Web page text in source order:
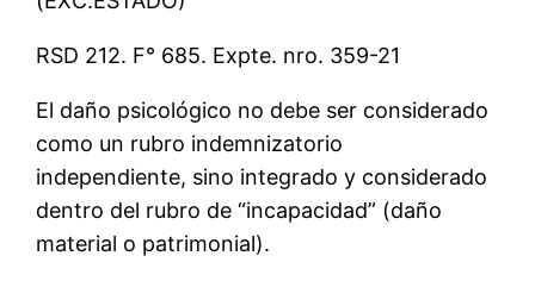
RSD 212. F° 685. Expte. nro. 359-21
El daño psicológico no debe ser considerado
como un rubro indemnizatorio
independiente, sino integrado y considerado
dentro del rubro de “incapacidad” (daño
material o patrimonial).